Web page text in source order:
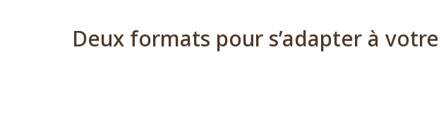
Deux formats pour s’adapter à